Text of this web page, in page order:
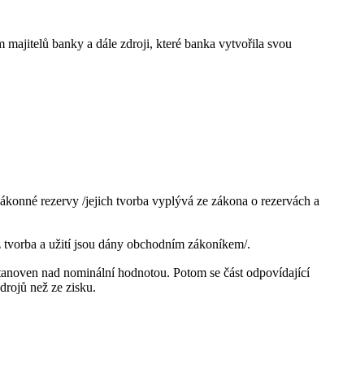
majitelů banky a dále zdroji, které banka vytvořila svou
rezervy /jejich tvorba vyplývá ze zákona o rezervách a
a užití jsou dány obchodním zákoníkem/.
nad nominální hodnotou. Potom se část odpovídající
než ze zisku.